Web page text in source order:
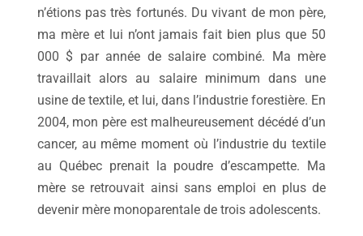
n’étions pas très fortunés. Du vivant de mon père,
ma mère et lui n’ont jamais fait bien plus que 50
000 $ par année de salaire combiné. Ma mère
travaillait alors au salaire minimum dans une
usine de textile, et lui, dans l’industrie forestière. En
2004, mon père est malheureusement décédé d’un
cancer, au même moment où l’industrie du textile
au Québec prenait la poudre d’escampette. Ma
mère se retrouvait ainsi sans emploi en plus de
devenir mère monoparentale de trois adolescents.